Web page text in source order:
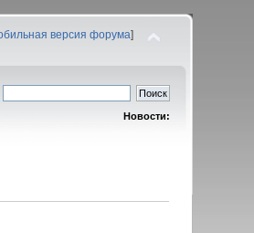
версия форума]
Новости: